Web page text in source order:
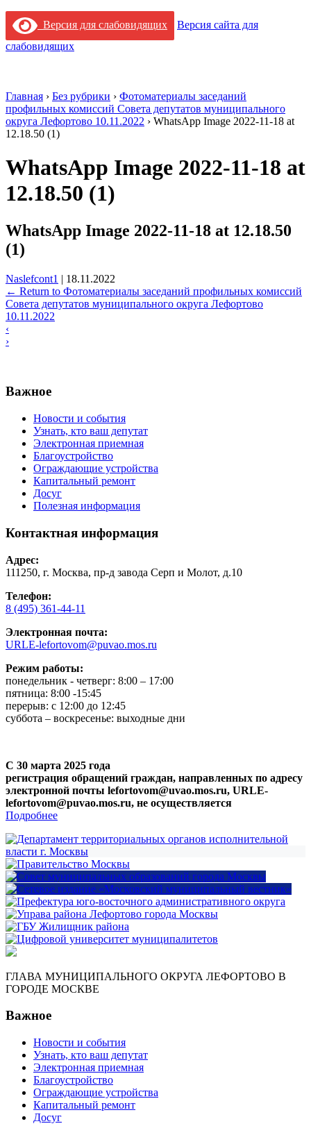
Версия для слабовидящих
Версия сайта для
слабовидящих
Главная › Без рубрики › Фотоматериалы заседаний
профильных комиссий Совета депутатов муниципального
округа Лефортово 10.11.2022 › WhatsApp Image 2022-11-18 at
12.18.50 (1)
WhatsApp Image 2022-11-18 at
12.18.50 (1)
WhatsApp Image 2022-11-18 at 12.18.50
(1)
Naslefcont1 | 18.11.2022
← Return to Фотоматериалы заседаний профильных комиссий
Совета депутатов муниципального округа Лефортово
10.11.2022
‹
›
Важное
Новости и события
Узнать, кто ваш депутат
Электронная приемная
Благоустройство
Ограждающие устройства
Капитальный ремонт
Досуг
Полезная информация
Контактная информация
Адрес:
111250, г. Москва, пр-д завода Серп и Молот, д.10
Телефон:
8 (495) 361-44-11
Электронная почта:
URLE-lefortovom@puvao.mos.ru
Режим работы:
понедельник - четверг: 8:00 – 17:00
пятница: 8:00 -15:45
перерыв: с 12:00 до 12:45
суббота – воскресенье: выходные дни
С 30 марта 2025 года
регистрация обращений граждан, направленных по адресу
электронной почты lefortovom@uvao.mos.ru, URLE-
lefortovom@puvao.mos.ru, не осуществляется
Подробнее
ГЛАВА МУНИЦИПАЛЬНОГО ОКРУГА ЛЕФОРТОВО В
ГОРОДЕ МОСКВЕ
Важное
Новости и события
Узнать, кто ваш депутат
Электронная приемная
Благоустройство
Ограждающие устройства
Капитальный ремонт
Досуг